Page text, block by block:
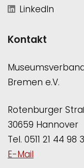
LinkedIn
Kontakt
Bremen e.V.
Rotenburger
30659 Hannover
Tel. 0511 21 44 98 3
E-Mail